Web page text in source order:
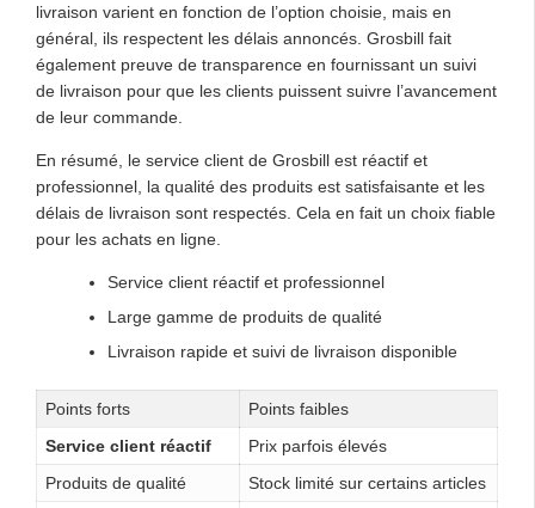
livraison varient en fonction de l’option choisie, mais en
général, ils respectent les délais annoncés. Grosbill fait
également preuve de transparence en fournissant un suivi
de livraison pour que les clients puissent suivre l’avancement
de leur commande.
En résumé, le service client de Grosbill est réactif et
professionnel, la qualité des produits est satisfaisante et les
délais de livraison sont respectés. Cela en fait un choix fiable
pour les achats en ligne.
Service client réactif et professionnel
Large gamme de produits de qualité
Livraison rapide et suivi de livraison disponible
Points forts
Points faibles
Service client réactif
Prix parfois élevés
Produits de qualité
Stock limité sur certains articles